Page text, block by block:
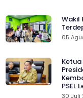
Wakil
05
Ketua
PSEL
30 Juli